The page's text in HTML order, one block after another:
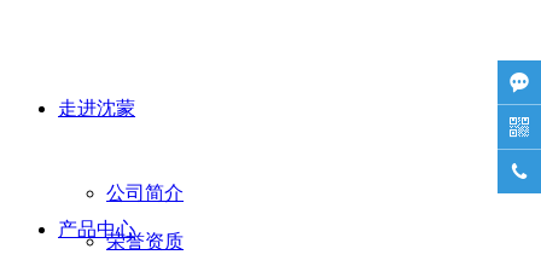
走进沈蒙
公司简介
荣誉资质
产品中心


